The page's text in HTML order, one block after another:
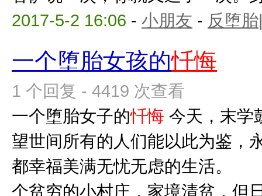
2017-5-2 16:06 - 小朋友 - 反堕
一个堕胎女孩的忏悔
1 个回复 - 4419 次查看
一个堕胎女子的忏悔 今天，末学
望世间所有的人们能以此为鉴，
都幸福美满无忧无虑的生
个贫穷的小村庄，家境清贫，但